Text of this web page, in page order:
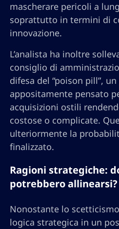
mascherare pericoli a
soprattutto in termini di
innovazione.
L’analista ha inoltre
consiglio di
difesa del “poison pill”,
appositamente pensato
acquisizioni ostili
costose o complicate.
ulteriormente la
finalizzato.
Ragioni strategiche:
potrebbero allinearsi?
Nonostante lo
logica strategica in un